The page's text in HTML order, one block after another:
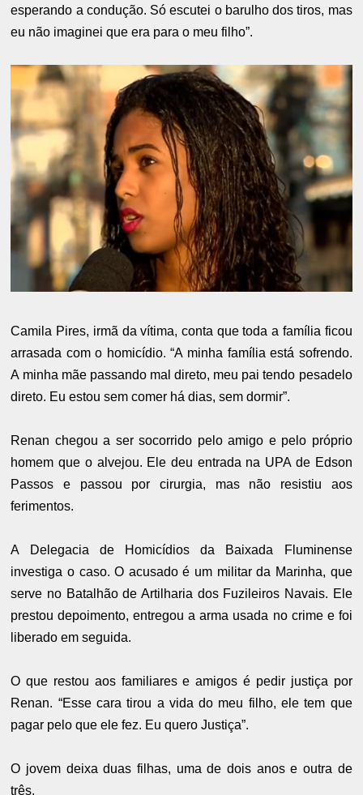
esperando a condução. Só escutei o barulho dos tiros, mas
eu não imaginei que era para o meu filho”.
Camila Pires, irmã da vítima, conta que toda a família ficou
arrasada com o homicídio. “A minha família está sofrendo.
A minha mãe passando mal direto, meu pai tendo pesadelo
direto. Eu estou sem comer há dias, sem dormir”.
Renan chegou a ser socorrido pelo amigo e pelo próprio
homem que o alvejou. Ele deu entrada na UPA de Edson
Passos e passou por cirurgia, mas não resistiu aos
ferimentos.
A Delegacia de Homicídios da Baixada Fluminense
investiga o caso. O acusado é um militar da Marinha, que
serve no Batalhão de Artilharia dos Fuzileiros Navais. Ele
prestou depoimento, entregou a arma usada no crime e foi
liberado em seguida.
O que restou aos familiares e amigos é pedir justiça por
Renan. “Esse cara tirou a vida do meu filho, ele tem que
pagar pelo que ele fez. Eu quero Justiça”.
O jovem deixa duas filhas, uma de dois anos e outra de
três.